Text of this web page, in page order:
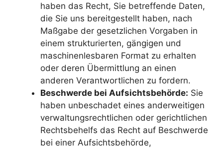
haben das Recht, Sie betreffende Daten,
die Sie uns bereitgestellt haben, nach
Maßgabe der gesetzlichen Vorgaben in
einem strukturierten, gängigen und
maschinenlesbaren Format zu erhalten
oder deren Übermittlung an einen
anderen Verantwortlichen zu fordern.
Beschwerde bei Aufsichtsbehörde: Sie
haben unbeschadet eines anderweitigen
verwaltungsrechtlichen oder gerichtlichen
Rechtsbehelfs das Recht auf Beschwerde
bei einer Aufsichtsbehörde,